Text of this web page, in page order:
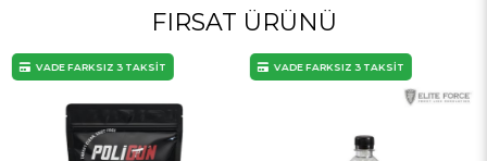
FIRSAT ÜRÜNÜ
VADE FARKSIZ 3 TAKSİT VADE FARKSIZ 3 TAKSİT